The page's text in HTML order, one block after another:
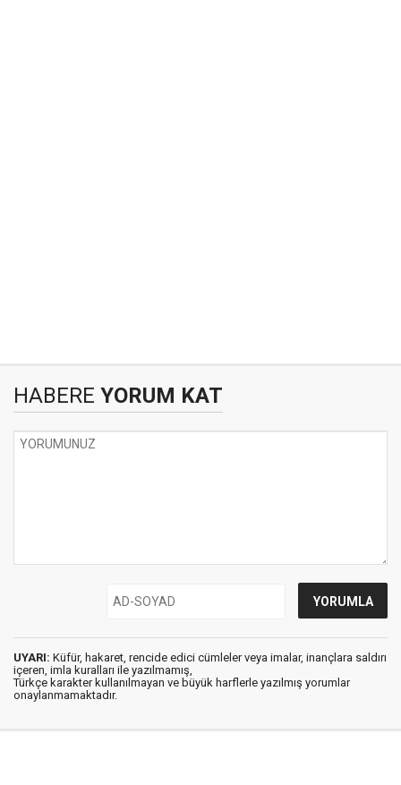
HABERE YORUM KAT
UYARI: Küfür, hakaret, rencide edici cümleler veya imalar, inançlara saldırı
içeren, imla kuralları ile yazılmamış,
Türkçe karakter kullanılmayan ve büyük harflerle yazılmış yorumlar
onaylanmamaktadır.